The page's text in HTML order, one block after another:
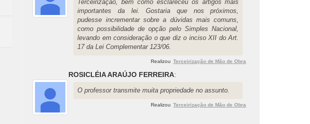
Terceirização, bem como esclareceu os artigos mais
importantes da lei. Gostaria que nos próximos,
pudesse incrementar sobre a dúvidas mais comuns,
como possibilidade de opção pelo Simples Nacional,
levando em consideração o que diz o inciso XII do Art.
17 da Lei Complementar 123/06.
Realizou Terceirização de Mão de Obra
ROSICLÉIA ARAÚJO FERREIRA:
O professor transmite muita propriedade no assunto.
Realizou Terceirização de Mão de Obra